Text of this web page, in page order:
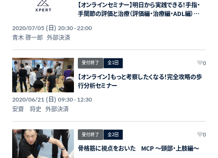
【オンラインセミナー】明日から実践できる！手指・
手関節の評価と治療（評価編・治療編・ADL編）
2020/07/05 (日) 20:30 - 22:00
青木 啓一郎 外部決済
受付終了 全1回 0
【オンライン】もっと考察したくなる！完全攻略の歩
行分析セミナー
2020/06/21 (日) 09:30 - 12:30
安齋 将史 外部決済
受付終了 全2回 0
骨格筋に視点をおいた MCP ～頸部・上肢編～